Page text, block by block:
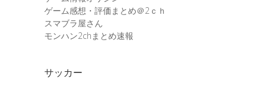
ゲーム感想・評価まとめ＠2ｃｈ
スマブラ屋さん
モンハン2chまとめ速報
サッカー